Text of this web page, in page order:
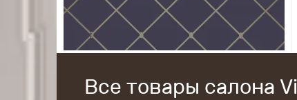
Все товары салона